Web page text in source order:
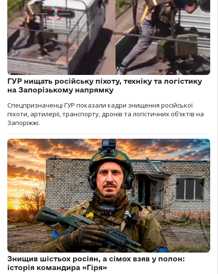
ГУР нищать російську піхоту, техніку та логістику
на Запорізькому напрямку
Спецпризначенці ГУР показали кадри знищення російської
піхоти, артилерії, транспорту, дронів та логістичних об’єктів на
Запоріжжі.
Знищив шістьох росіян, а сімох взяв у полон:
історія командира «Гіря»